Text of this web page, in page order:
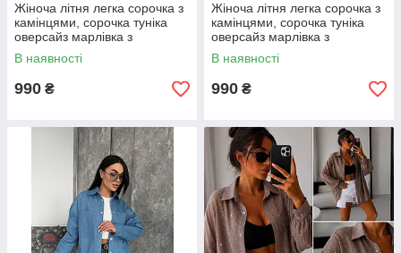
Жіноча літня легка сорочка з
камінцями, сорочка туніка
оверсайз марлівка з
камінцями розмір 42–52
В наявності
990 ₴
Жіноча літня легка сорочка з
камінцями, сорочка туніка
оверсайз марлівка з
камінцями розмір 42–52
В наявності
990 ₴